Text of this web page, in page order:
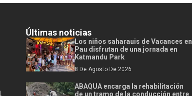
Últimas noticias
Los niños saharauis de Vacances en
Pau disfrutan de una jornada en
Katmandu Park
8 De Agosto De 2026
ABAQUA encarga la rehabilitación
de un tramo de la conducción entre